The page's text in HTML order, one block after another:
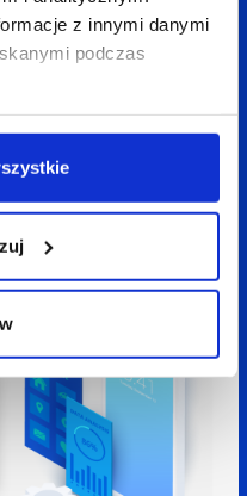
z innymi danymi
podczas
Wosik
błędów w SEO